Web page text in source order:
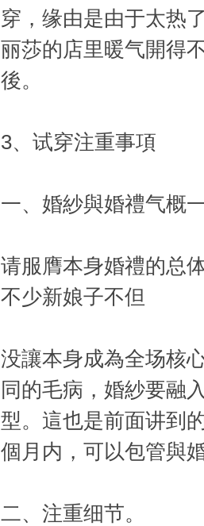
穿，缘由是由于太热
丽莎的店里暖气開得
後。
3、试穿注重事項
一、婚紗與婚禮气概
请服膺本身婚禮的总
不少新娘子不但
没讓本身成為全场核
同的毛病，婚紗要融
型。這也是前面讲到
個月内，可以包管與
二、注重细节。